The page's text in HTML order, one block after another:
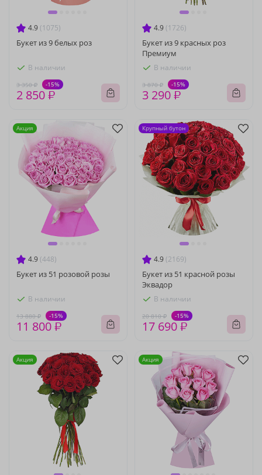
4.9 (1075)
Букет из 9 белых роз
В наличии
3 350 ₽ -15%
2 850 ₽
4.9 (1726)
Букет из 9 красных роз
Премиум
В наличии
3 870 ₽ -15%
3 290 ₽
4.9 (448)
Букет из 51 розовой розы
В наличии
13 880 ₽ -15%
11 800 ₽
Акция
4.9 (2169)
Букет из 51 красной розы
Эквадор
В наличии
20 810 ₽ -15%
17 690 ₽
Крупный бутон
Акция Акция